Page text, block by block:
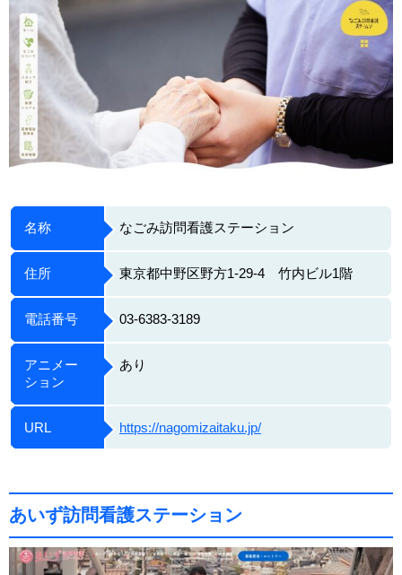
名称 なごみ訪問看護ステーション
住所 東京都中野区野方1-29-4 竹内ビル1階
電話番号 03-6383-3189
アニメー
ション
あり
URL https://nagomizaitaku.jp/
あいず訪問看護ステーション